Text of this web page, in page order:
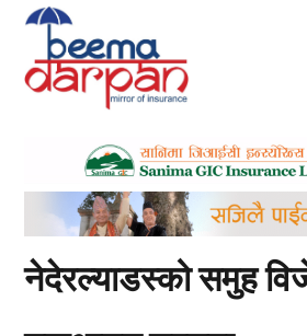
Skip
content
नेदेरल्याडस्को समुह